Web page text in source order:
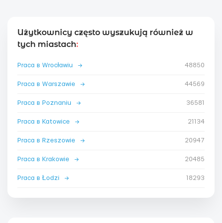
Użytkownicy często wyszukują również w
tych miastach:
Praca в Wrocławiu → 48850
Praca в Warszawie → 44569
Praca в Poznaniu → 36581
Praca в Katowice → 21134
Praca в Rzeszowie → 20947
Praca в Krakowie → 20485
Praca в Łodzi → 18293